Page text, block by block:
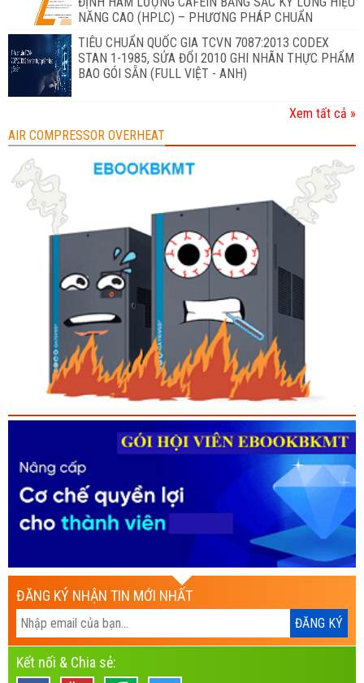
NĂNG CAO (HPLC) – PHƯƠNG PHÁP CHUẨN
TIÊU CHUẨN QUỐC GIA TCVN 7087:2013 CODEX
STAN 1-1985, SỬA ĐỔI 2010 GHI NHÃN THỰC PHẨM
BAO GÓI SẴN (FULL VIỆT - ANH)
Xem tất cả »
AIR COMPRESSOR OVERHEAT
ĐĂNG KÝ NHẬN TIN MỚI NHẤT
Kết nối & Chia sẻ: